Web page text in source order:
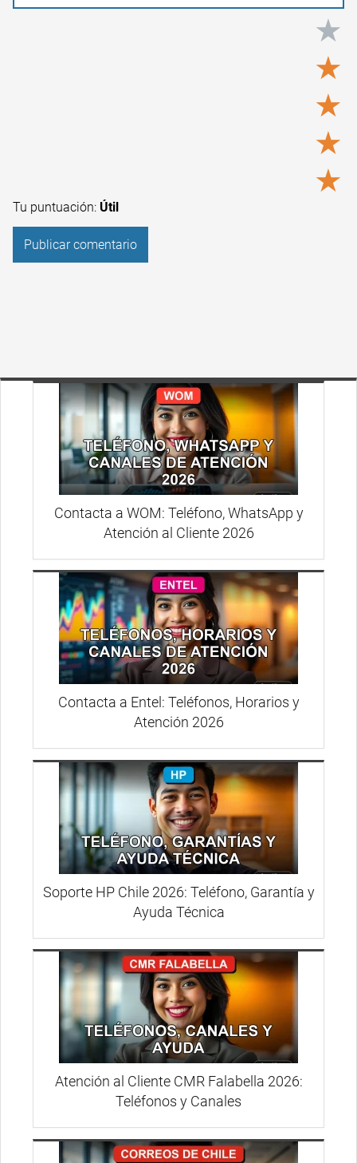
★
★
★
★
★
Tu puntuación: Útil
Contacta a WOM: Teléfono, WhatsApp y
Atención al Cliente 2026
Contacta a Entel: Teléfonos, Horarios y
Atención 2026
Soporte HP Chile 2026: Teléfono, Garantía y
Ayuda Técnica
Atención al Cliente CMR Falabella 2026:
Teléfonos y Canales